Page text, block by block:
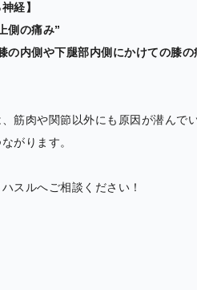
経】
側の痛み”
の内側や下腿部内側にかけての膝の
筋肉や関節以外にも原因が潜んで
がります。
スルへご相談ください！